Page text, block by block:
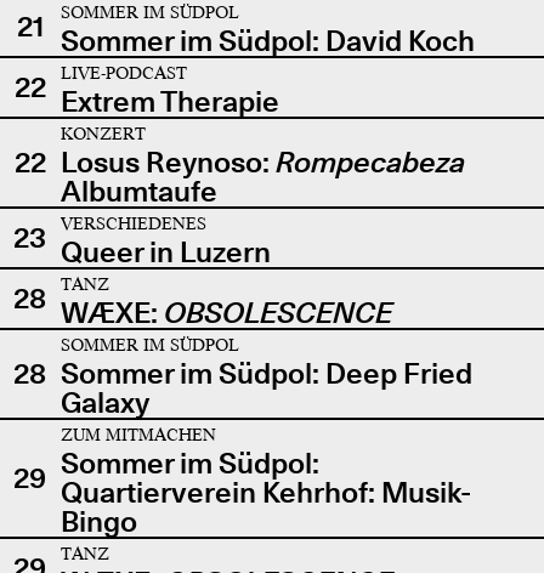
21
SOMMER IM SÜDPOL
Sommer im Südpol: David Koch
22
LIVE-PODCAST
Extrem Therapie
22
KONZERT
Losus Reynoso: Rompecabeza
Albumtaufe
23
VERSCHIEDENES
Queer in Luzern
28
TANZ
WÆXE: OBSOLESCENCE
28
SOMMER IM SÜDPOL
Sommer im Südpol: Deep Fried
Galaxy
29
ZUM MITMACHEN
Sommer im Südpol:
Quartierverein Kehrhof: Musik-
Bingo
TANZ